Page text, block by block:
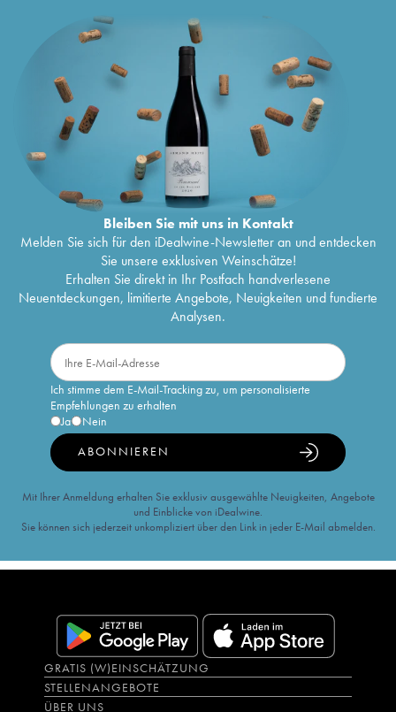
Bleiben Sie mit uns in Kontakt
Melden Sie sich für den iDealwine-Newsletter an und entdecken
Sie unsere exklusiven Weinschätze!
Erhalten Sie direkt in Ihr Postfach handverlesene
Neuentdeckungen, limitierte Angebote, Neuigkeiten und fundierte
Analysen.
Ich stimme dem E-Mail-Tracking zu, um personalisierte
Empfehlungen zu erhalten
Ja
Nein
ABONNIEREN
Mit Ihrer Anmeldung erhalten Sie exklusiv ausgewählte Neuigkeiten, Angebote
und Einblicke von iDealwine.
Sie können sich jederzeit unkompliziert über den Link in jeder E-Mail abmelden.
GRATIS (W)EINSCHÄTZUNG
STELLENANGEBOTE
ÜBER UNS